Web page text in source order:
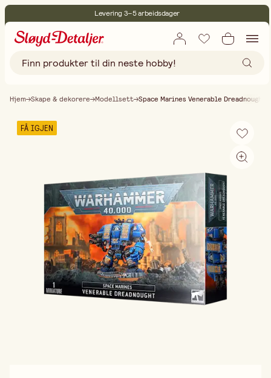
Levering 3–5 arbeidsdager
Fri frakt ved kjøp over 499:-
Hjem Skape & dekorere Modellsett Space Marines Venerable Dreadnought
FÅ IGJEN